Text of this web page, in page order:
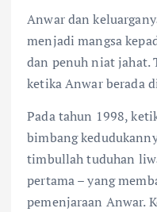
Anwar dan
menjadi mangsa
dan penuh niat jahat.
ketika Anwar berada
Pada tahun 1998,
bimbang
timbullah tuduhan
pertama – yang
pemenjaraan Anwar.